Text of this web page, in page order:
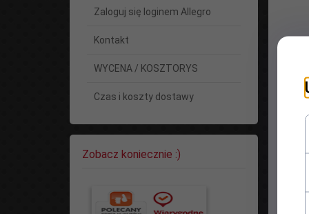
Zaloguj się loginem Allegro
Kontakt
WYCENA / KOSZTORYS
Czas i koszty dostawy
Zobacz koniecznie :)